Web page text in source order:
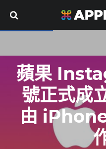
蘋果
號正式成
由